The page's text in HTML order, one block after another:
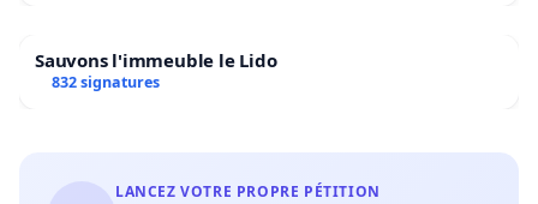
Sauvons l'immeuble le Lido
832 signatures
LANCEZ VOTRE PROPRE PÉTITION